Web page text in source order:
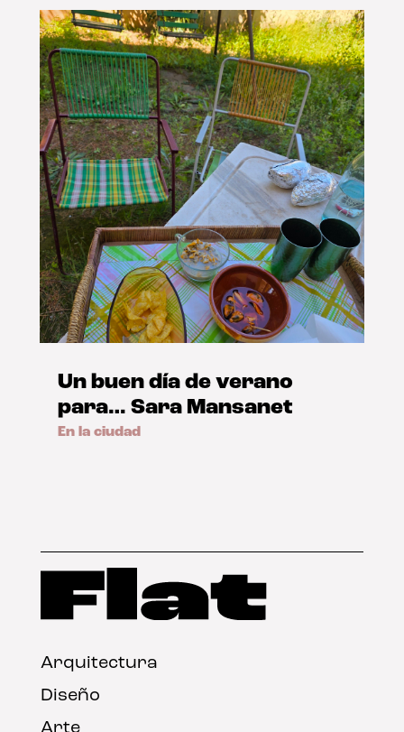
Un buen día de verano
para… Sara Mansanet
En la ciudad
Arquitectura
Diseño
Arte